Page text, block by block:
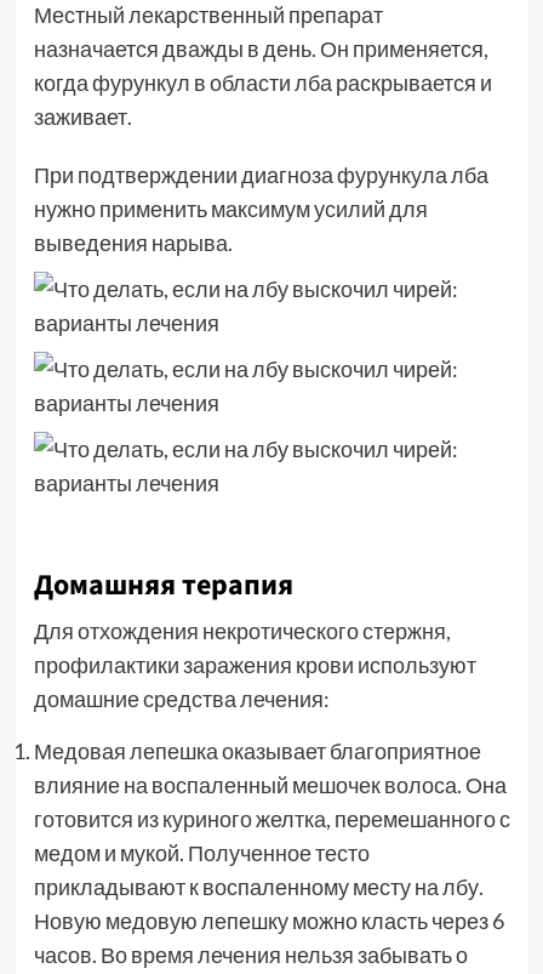
Местный лекарственный препарат
назначается дважды в день. Он применяется,
когда фурункул в области лба раскрывается и
заживает.
При подтверждении диагноза фурункула лба
нужно применить максимум усилий для
выведения нарыва.
Домашняя терапия
Для отхождения некротического стержня,
профилактики заражения крови используют
домашние средства лечения:
Медовая лепешка оказывает благоприятное
влияние на воспаленный мешочек волоса. Она
готовится из куриного желтка, перемешанного с
медом и мукой. Полученное тесто
прикладывают к воспаленному месту на лбу.
Новую медовую лепешку можно класть через 6
часов. Во время лечения нельзя забывать о